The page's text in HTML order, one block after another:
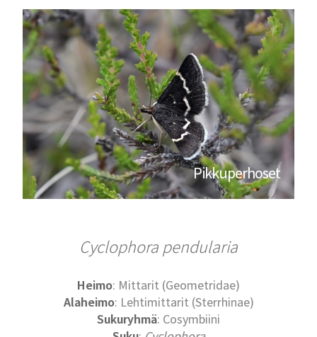
Pikkuperhoset
Cyclophora pendularia
Heimo: Mittarit (Geometridae)
Alaheimo: Lehtimittarit (Sterrhinae)
Sukuryhmä: Cosymbiini